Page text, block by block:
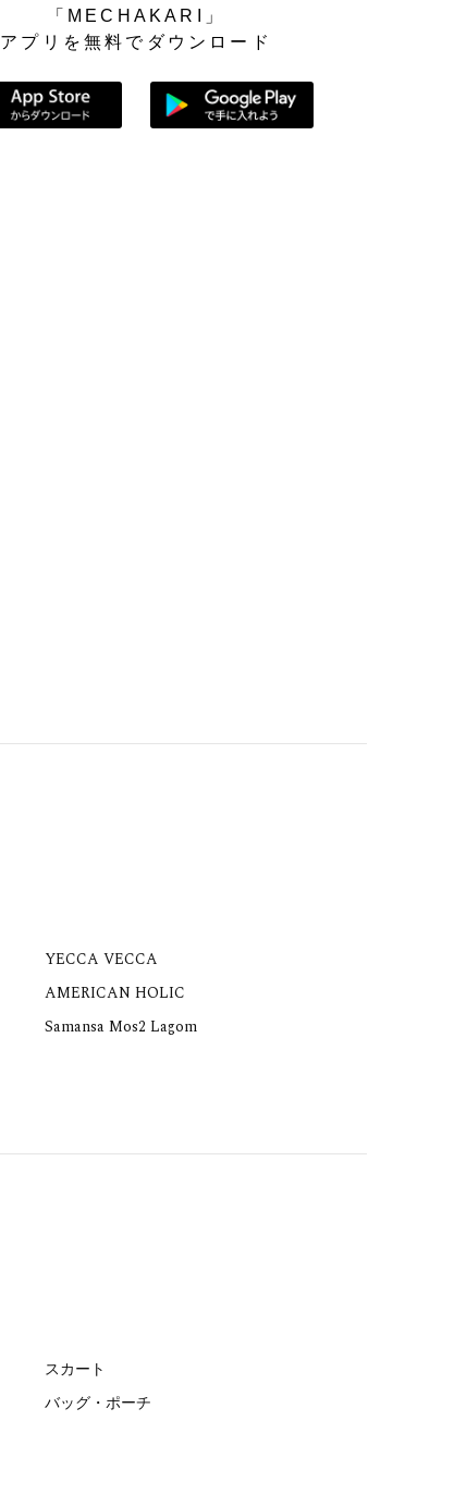
「MECHAKARI」
アプリを無料でダウンロード
App Storeからダウンロード
YECCA VECCA
AMERICAN HOLIC
Samansa Mos2 Lagom
スカート
バッグ・ポーチ